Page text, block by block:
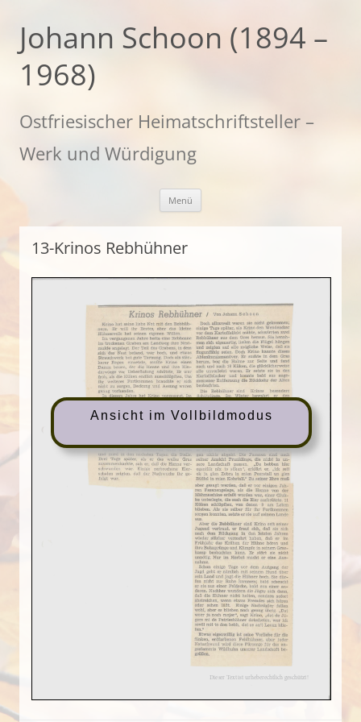
springen
Johann Schoon (1894 –
1968)
Ostfriesischer Heimatschriftsteller –
Werk und Würdigung
Menü
13-Krinos Rebhühner
Ansicht im Vollbildmodus